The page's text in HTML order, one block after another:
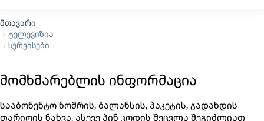
მთავარი
ტელევიზია
სერვისები
მომხმარებლის ინფორმაცია
სააბონენტო ნომრის, ბალანსის, პაკეტის, გადახდის
თარიღის ნახვა, ასევე პინ კოდის შეცვლა შეგიძლიათ